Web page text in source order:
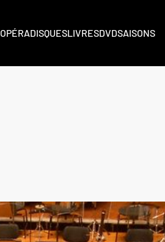
OPÉRADISQUESLIVRESDVDSAISONS